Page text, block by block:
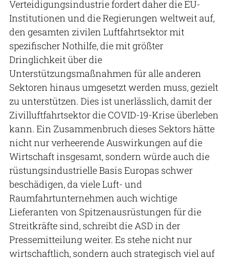
Verteidigungsindustrie fordert daher die EU-
Institutionen und die Regierungen weltweit auf,
den gesamten zivilen Luftfahrtsektor mit
spezifischer Nothilfe, die mit größter
Dringlichkeit über die
Unterstützungsmaßnahmen für alle anderen
Sektoren hinaus umgesetzt werden muss, gezielt
zu unterstützen. Dies ist unerlässlich, damit der
Zivilluftfahrtsektor die COVID-19-Krise überleben
kann. Ein Zusammenbruch dieses Sektors hätte
nicht nur verheerende Auswirkungen auf die
Wirtschaft insgesamt, sondern würde auch die
rüstungsindustrielle Basis Europas schwer
beschädigen, da viele Luft- und
Raumfahrtunternehmen auch wichtige
Lieferanten von Spitzenausrüstungen für die
Streitkräfte sind, schreibt die ASD in der
Pressemitteilung weiter. Es stehe nicht nur
wirtschaftlich, sondern auch strategisch viel auf